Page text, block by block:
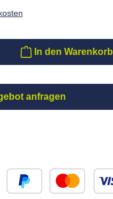
In den Warenkorb
anfragen